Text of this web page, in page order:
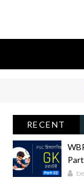
RECENT